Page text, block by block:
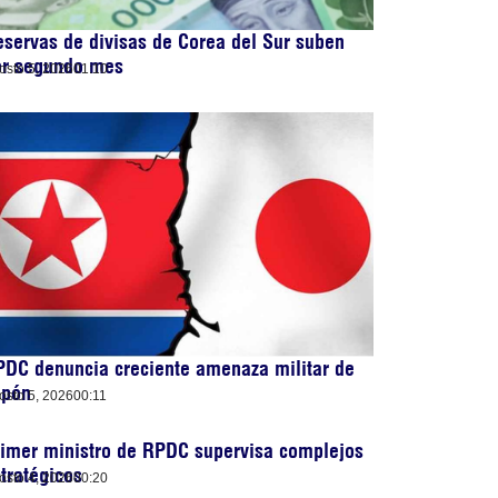
de divisas de Corea del Sur suben
segundo mes
5, 202601:10
denuncia creciente amenaza militar de
5, 202600:11
ministro de RPDC supervisa complejos
4, 202600:20